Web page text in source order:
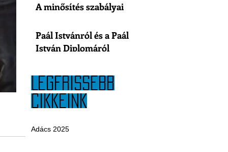
Adács 2025
LEGFRISSEBB
CIKKEINK
A minősítés szabályai
Paál Istvánról és a Paál
István Diplomáról